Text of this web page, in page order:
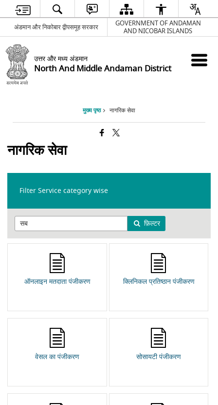
अंडमान और निकोबार द्वीपसमूह सरकार
GOVERNMENT OF ANDAMAN
AND NICOBAR ISLANDS
उत्तर और मध्य अंडमान
North And Middle Andaman District
मुख्य पृष्ठ नागरिक सेवा
नागरिक सेवा
Filter Service category wise
फ़िल्टर
ऑनलाइन मतदाता पंजीकरण क्लिनिकल प्रतिष्ठान पंजीकरण
वेसल का पंजीकरण सोसायटी पंजीकरण